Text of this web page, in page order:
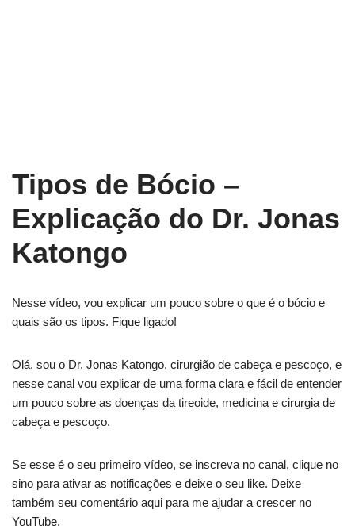
Tipos de Bócio –
Explicação do Dr. Jonas
Katongo
Nesse vídeo, vou explicar um pouco sobre o que é o bócio e
quais são os tipos. Fique ligado!
Olá, sou o Dr. Jonas Katongo, cirurgião de cabeça e pescoço, e
nesse canal vou explicar de uma forma clara e fácil de entender
um pouco sobre as doenças da tireoide, medicina e cirurgia de
cabeça e pescoço.
Se esse é o seu primeiro vídeo, se inscreva no canal, clique no
sino para ativar as notificações e deixe o seu like. Deixe
também seu comentário aqui para me ajudar a crescer no
YouTube.